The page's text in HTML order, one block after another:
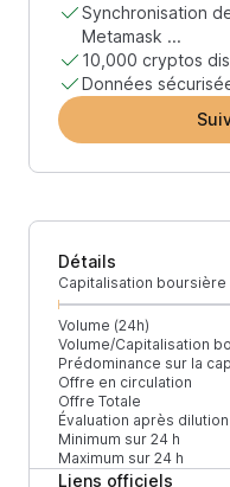
Synchronisation
Metamask ...
10,000 cryptos
Données
Détails
Capitalisation boursière
Volume (24h)
Volume/Capitalisation
Prédominance sur la
Offre en circulation
Offre Totale
Évaluation après dilution
Minimum sur 24 h
Maximum sur 24 h
Liens officiels